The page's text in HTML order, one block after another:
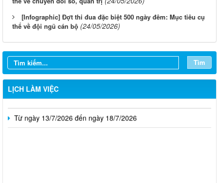
[Infographic] Đợt thi đua đặc biệt 500 ngày đêm: Mục tiêu cụ
thể về đội ngũ cán bộ (24/05/2026)
Tìm
LỊCH LÀM VIỆC
Từ ngày 10/8/2026 đến ngày 16/8/2026
Từ ngày 03/8/2026 đến ngày 09/8/2026
Từ ngày 27/7/2026 đến ngày 02/8/2026
Từ ngày 20/7/2026 đến ngày 26/7/2026
Từ ngày 13/7/2026 đến ngày 18/7/2026